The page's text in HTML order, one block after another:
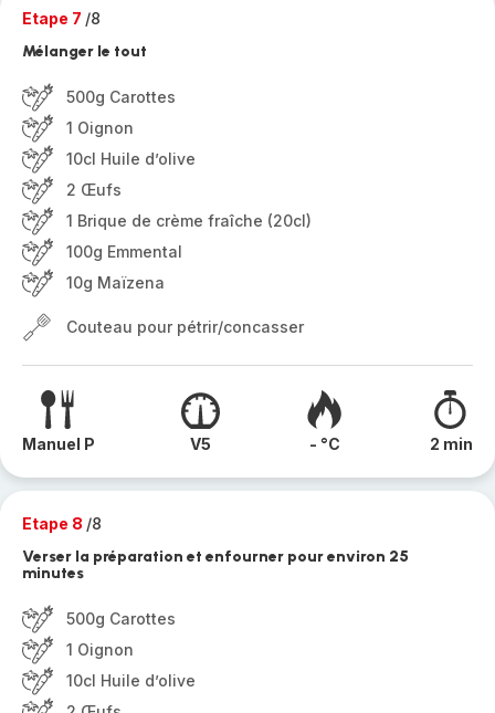
Etape 7 /8
Mélanger le tout
500g Carottes
1 Oignon
10cl Huile d’olive
2 Œufs
1 Brique de crème fraîche (20cl)
100g Emmental
10g Maïzena
Couteau pour pétrir/concasser
Manuel P V5 - °C 2 min
Etape 8 /8
Verser la préparation et enfourner pour environ 25
minutes
500g Carottes
1 Oignon
10cl Huile d’olive